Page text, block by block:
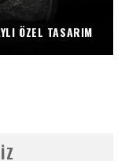
ÖZEL TASARIM